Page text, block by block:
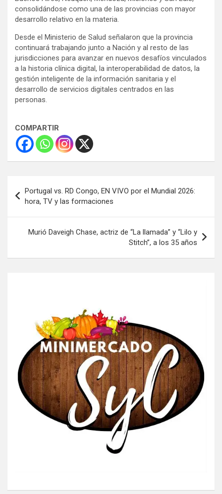
consolidándose como una de las provincias con mayor
desarrollo relativo en la materia.
Desde el Ministerio de Salud señalaron que la provincia
continuará trabajando junto a Nación y al resto de las
jurisdicciones para avanzar en nuevos desafíos vinculados
a la historia clínica digital, la interoperabilidad de datos, la
gestión inteligente de la información sanitaria y el
desarrollo de servicios digitales centrados en las
personas.
COMPARTIR
de
entradas
Portugal vs. RD Congo, EN VIVO por el Mundial 2026:
hora, TV y las formaciones
Murió Daveigh Chase, actriz de “La llamada” y “Lilo y
Stitch”, a los 35 años